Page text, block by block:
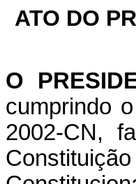
ATO DO
O
cumprindo
2002-CN,